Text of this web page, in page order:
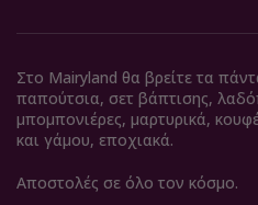
Στο Mairyland θα βρείτε τα
παπούτσια, σετ βάπτισης,
μπομπονιέρες, μαρτυρικά,
και γάμου, εποχιακά.
Αποστολές σε όλο τον κόσμο.